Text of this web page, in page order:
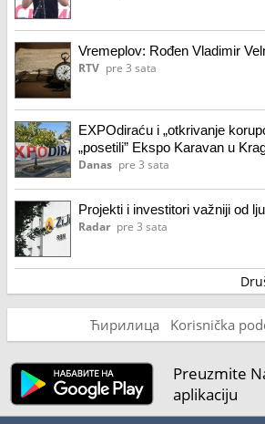
Vremeplov: Rođen Vladimir
RTV pre 3 sata
EXPOdiraću i „otkrivanje
„posetili” Ekspo Karavan u
Danas pre 3 sata
Projekti i investitori važniji od
Radar pre 3 sata
Ћирилица Korisnička
Preuzmite
aplikaciju